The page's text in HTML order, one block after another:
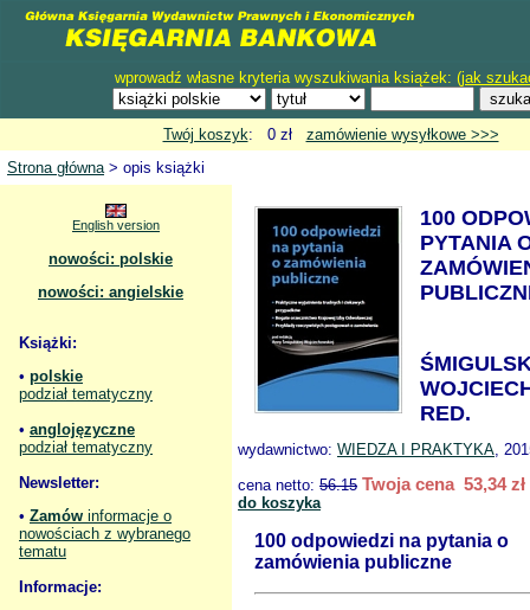
wprowadź własne kryteria wyszukiwania książek: (jak
Twój koszyk: 0 zł zamówienie wysyłkowe >>>
Strona główna> opis książki
English version
nowości: polskie
nowości: angielskie
Książki:
• polskie
podział tematyczny
• anglojęzyczne
podział tematyczny
Newsletter:
• Zamów informacje o
nowościach z wybranego
tematu
Informacje:
100
PYTANIA
RED.
wydawnictwo: WIEDZA I PRAKTYKA,
cena netto: 56.15 Twoja cena 53,34 zł
do koszyka
100 odpowiedzi na pytania o
zamówienia publiczne